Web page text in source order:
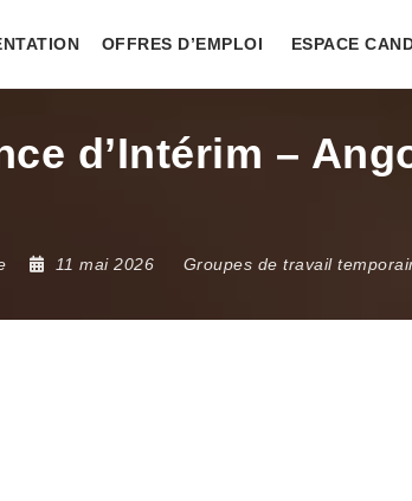
OFFRES D’EMPLOI ESPACE
d’Intérim –
11 mai 2026 Groupes de travail